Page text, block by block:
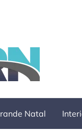
Natal